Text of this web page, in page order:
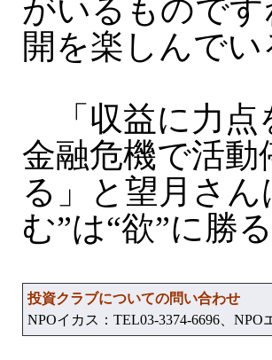
がいるもので
開を楽しんでい
「収益に力点
金融危機で活
る」と望月さ
む”は“欲”に勝
投資クラブについての問い合わせ
NPOイカス：TEL03-3374-6696、NPO